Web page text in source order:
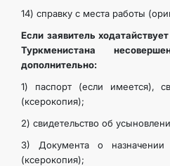
14) справку с места работы
Если заявитель
Туркменистана
дополнительно:
1) паспорт (если имеется),
(ксерокопия);
2) свидетельство об
3) Документа о назначении
(ксерокопия);